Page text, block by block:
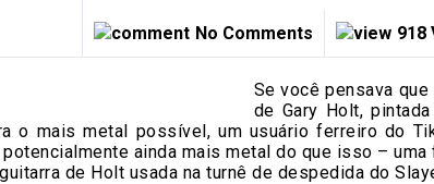
No Comments 918
Se você pensava que
de Gary Holt,
o mais metal possível, um usuário ferreiro do
ainda mais metal do que isso –
de Holt usada na turnê de despedida do